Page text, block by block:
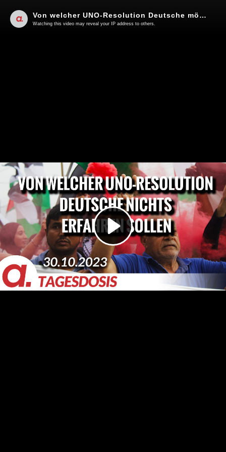
Play
Video
Von welcher UNO-Resolution Deutsche möglichst nichts erfahren sollen | Von Thomas Röper
Watching this video may reveal your IP address to others.